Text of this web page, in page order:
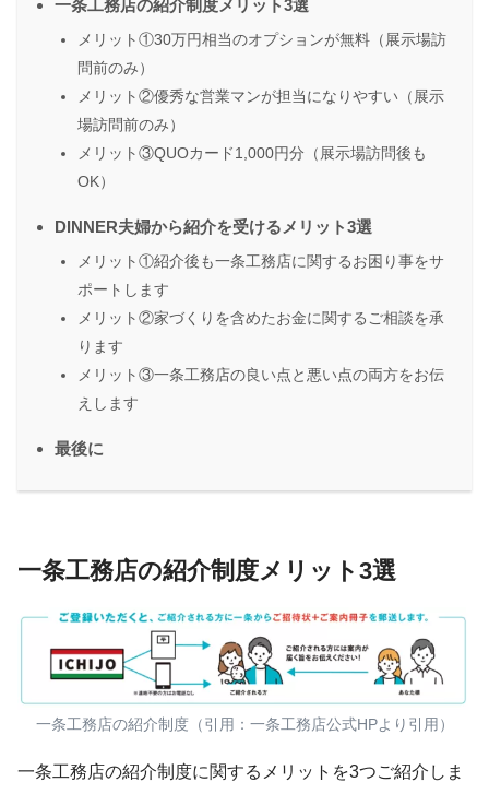
一条工務店の紹介制度メリット3選
メリット①30万円相当のオプションが無料（展示場訪
問前のみ）
メリット②優秀な営業マンが担当になりやすい（展示
場訪問前のみ）
メリット③QUOカード1,000円分（展示場訪問後も
OK）
DINNER夫婦から紹介を受けるメリット3選
メリット①紹介後も一条工務店に関するお困り事をサ
ポートします
メリット②家づくりを含めたお金に関するご相談を承
ります
メリット③一条工務店の良い点と悪い点の両方をお伝
えします
最後に
一条工務店の紹介制度メリット3選
一条工務店の紹介制度（引用：一条工務店公式HPより引用）
一条工務店の紹介制度に関するメリットを3つご紹介しま